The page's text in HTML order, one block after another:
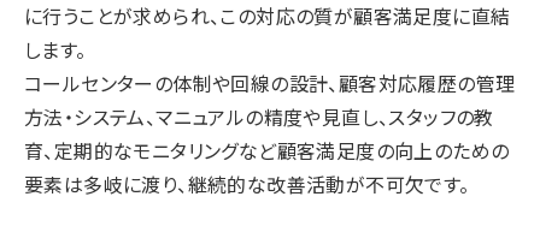
に行うことが求められ、この対応の質が顧客満足度に直結
します。
コールセンターの体制や回線の設計、顧客対応履歴の管理
方法・システム、マニュアルの精度や見直し、スタッフの教
育、定期的なモニタリングなど顧客満足度の向上のための
要素は多岐に渡り、継続的な改善活動が不可欠です。